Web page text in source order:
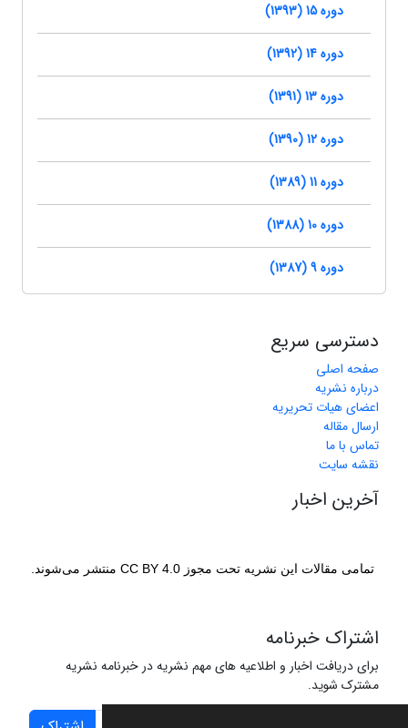
دوره 15 (1393)
دوره 14 (1392)
دوره 13 (1391)
دوره 12 (1390)
دوره 11 (1389)
دوره 10 (1388)
دوره 9 (1387)
دسترسی سریع
صفحه اصلی
درباره نشریه
اعضای هیات تحریریه
ارسال مقاله
تماس با ما
نقشه سایت
آخرین اخبار
تمامی مقالات این نشریه تحت مجوز CC BY 4.0 منتشر می‌شوند.
اشتراک خبرنامه
برای دریافت اخبار و اطلاعیه های مهم نشریه در خبرنامه نشریه
مشترک شوید.